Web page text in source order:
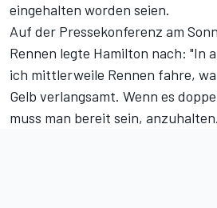
eingehalten worden seien.
Auf der Pressekonferenz am
Rennen legte Hamilton nach: "In
ich mittlerweile Rennen fahre,
Gelb verlangsamt. Wenn es
muss man bereit sein,